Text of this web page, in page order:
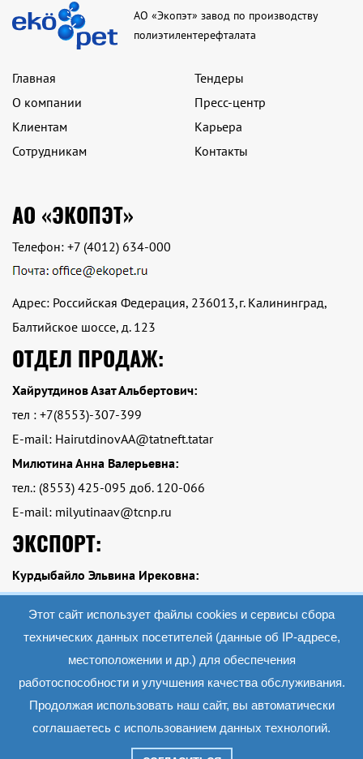
АО «Экопэт» завод по производству
полиэтилентерефталата
Главная
О компании
Клиентам
Сотрудникам
Тендеры
Пресс-центр
Карьера
Контакты
АО «ЭКОПЭТ»
Телефон: +7 (4012) 634-000
Адрес: Российская Федерация, 236013,г. Калининград,
Балтийское шоссе, д. 123
ОТДЕЛ ПРОДАЖ:
Хайрутдинов Азат Альбертович:
тел : +7(8553)-307-399
E-mail: HairutdinovAA@tatneft.tatar
Милютина Анна Валерьевна:
тел.: (8553) 425-095 доб. 120-066
E-mail: milyutinaav@tcnp.ru
ЭКСПОРТ:
Курдыбайло Эльвина Ирековна:
тел.: Тел.: +7 (8553)-425-095 доб. 120-084
E-mail: kurdybailoei@tcnp.ru
2019 АО «Экопэт»
числе дизайн). Запрещается копирование, распространение (в том числе путем
использование информации и объектов без предварительного согласия
Этот сайт использует файлы cookies и сервисы сбора
технических данных посетителей (данные об IP-адресе,
местоположении и др.) для обеспечения
работоспособности и улучшения качества обслуживания.
Продолжая использовать наш сайт, вы автоматически
соглашаетесь с использованием данных технологий.